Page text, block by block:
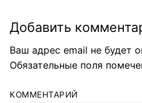
Добавить
Ваш адрес email не будет
Обязательные поля
КОММЕНТАРИЙ